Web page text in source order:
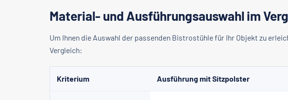
Material- und Ausführungsauswahl im
Um Ihnen die Auswahl der passenden Bistrostühle für Ihr Objekt zu
Vergleich:
Kriterium Ausführung mit Sitzpolster